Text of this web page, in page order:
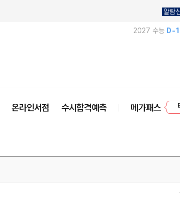
알람
2027 수능 D-
온라인서점 수시합격예측 메가패스